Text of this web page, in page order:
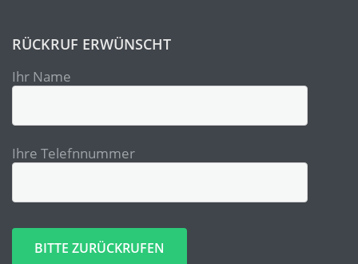
RÜCKRUF ERWÜNSCHT
Ihr Name
Ihre Telefnnummer
Bitte lasse dieses Feld leer.
Bitte lasse dieses Feld leer.